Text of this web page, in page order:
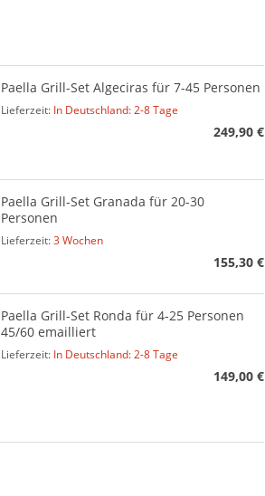
Paella Grill-Set Algeciras für 7-45 Personen
Lieferzeit: In Deutschland: 2-8 Tage
249,90 €
Paella Grill-Set Granada für 20-30
Personen
Lieferzeit:3 Wochen
155,30 €
Paella Grill-Set Ronda für 4-25 Personen
45/60 emailliert
Lieferzeit: In Deutschland: 2-8 Tage
149,00 €